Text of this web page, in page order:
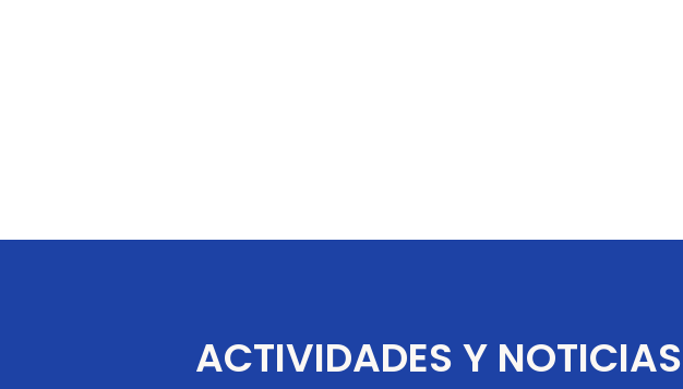
ACTIVIDADES Y NOTICIAS